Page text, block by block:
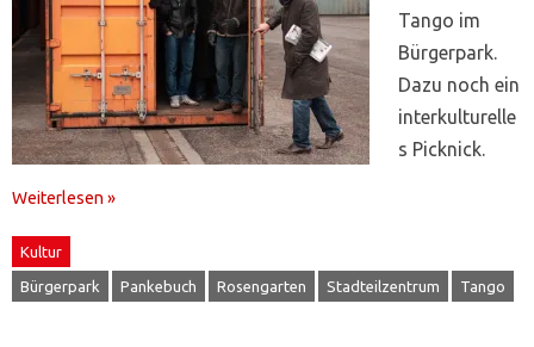
Tango im
Bürgerpark.
Dazu noch ein
interkulturelle
s Picknick.
Weiterlesen »
Kultur
Bürgerpark Pankebuch Rosengarten Stadteilzentrum Tango